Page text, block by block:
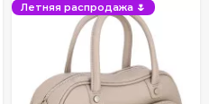
Летняя распродажа 🌷